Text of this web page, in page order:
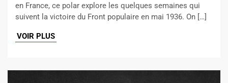
en France, ce polar explore les quelques semaines qui
suivent la victoire du Front populaire en mai 1936. On […]
VOIR PLUS